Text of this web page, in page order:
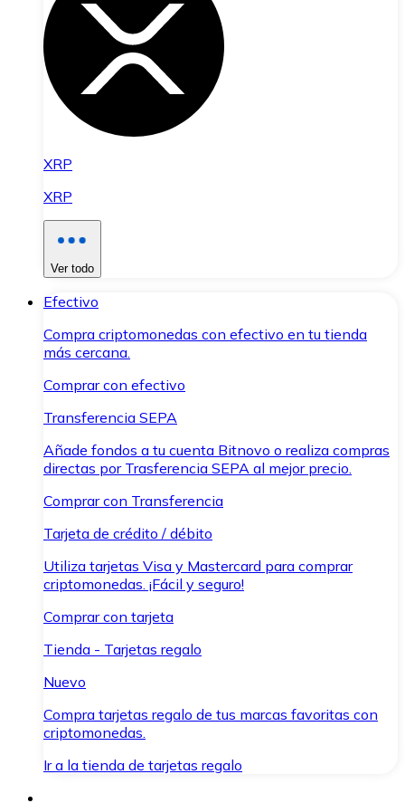
XRP
XRP
Ver todo
Efectivo
Compra criptomonedas con efectivo en tu tienda
más cercana.
Comprar con efectivo
Transferencia SEPA
Añade fondos a tu cuenta Bitnovo o realiza compras
directas por Trasferencia SEPA al mejor precio.
Comprar con Transferencia
Tarjeta de crédito / débito
Utiliza tarjetas Visa y Mastercard para comprar
criptomonedas. ¡Fácil y seguro!
Comprar con tarjeta
Tienda - Tarjetas regalo
Nuevo
Compra tarjetas regalo de tus marcas favoritas con
criptomonedas.
Ir a la tienda de tarjetas regalo